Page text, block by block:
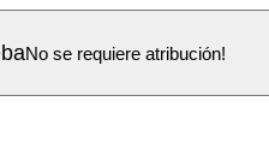
No se requiere atribución!